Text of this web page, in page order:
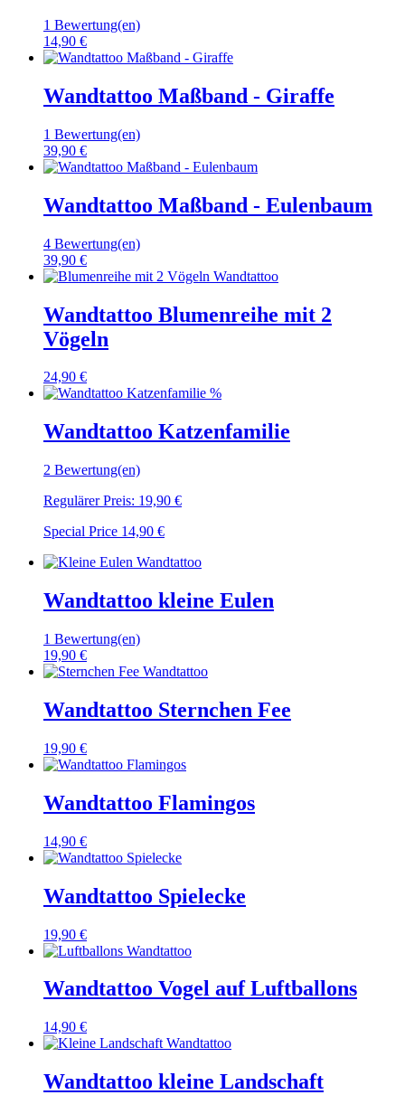
1 Bewertung(en)
14,90 €
Wandtattoo Maßband - Giraffe
1 Bewertung(en)
39,90 €
Wandtattoo Maßband - Eulenbaum
4 Bewertung(en)
39,90 €
Wandtattoo Blumenreihe mit 2
Vögeln
24,90 €
%
Wandtattoo Katzenfamilie
2 Bewertung(en)
Regulärer Preis: 19,90 €
Special Price 14,90 €
Wandtattoo kleine Eulen
1 Bewertung(en)
19,90 €
Wandtattoo Sternchen Fee
19,90 €
Wandtattoo Flamingos
14,90 €
Wandtattoo Spielecke
19,90 €
Wandtattoo Vogel auf Luftballons
14,90 €
Wandtattoo kleine Landschaft